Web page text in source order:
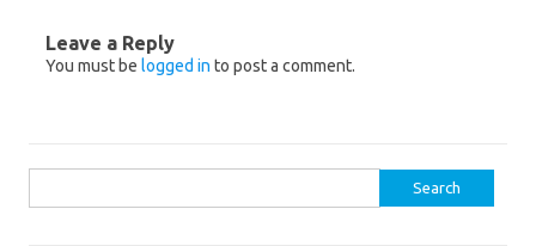
Leave a Reply
You must be logged in to post a comment.
for: